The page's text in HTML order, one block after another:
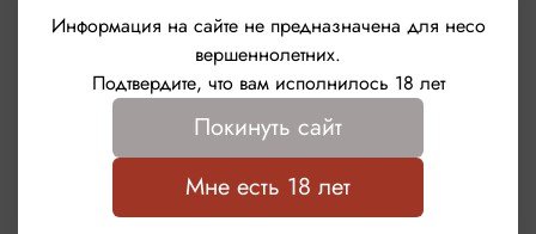
Фаллоимитатор
SILEXD Model 2,
(15.4 см)
Фаллоимитатор
SILEXD Model 1,
телесный, 6'
(14.8 см)
4 450 ₽
В корзину
Информация на сайте не предназначена для несо
вершеннолетних.
Подтвердите, что вам исполнилось 18 лет
Покинуть сайт
Мне есть 18 лет